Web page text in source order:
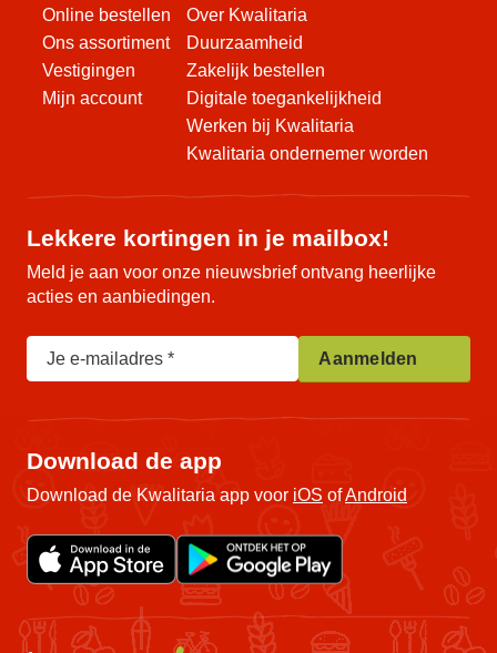
Online bestellen
Ons assortiment
Vestigingen
Mijn account
Over Kwalitaria
Duurzaamheid
Zakelijk bestellen
Digitale toegankelijkheid
Werken bij Kwalitaria
Kwalitaria ondernemer worden
Lekkere kortingen in je mailbox!
Meld je aan voor onze nieuwsbrief ontvang heerlijke
acties en aanbiedingen.
Je e-mailadres Aanmelden
Download de app
Download de Kwalitaria app voor iOS ofAndroid